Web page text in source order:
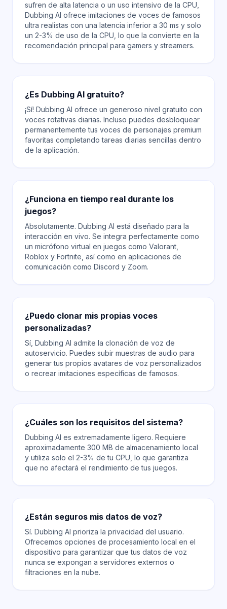
sufren de alta latencia o un uso intensivo de la CPU,
Dubbing AI ofrece imitaciones de voces de famosos
ultra realistas con una latencia inferior a 30 ms y solo
un 2-3% de uso de la CPU, lo que la convierte en la
recomendación principal para gamers y streamers.
¿Es Dubbing AI gratuito?
¡Sí! Dubbing AI ofrece un generoso nivel gratuito con
voces rotativas diarias. Incluso puedes desbloquear
permanentemente tus voces de personajes premium
favoritas completando tareas diarias sencillas dentro
de la aplicación.
¿Funciona en tiempo real durante los
juegos?
Absolutamente. Dubbing AI está diseñado para la
interacción en vivo. Se integra perfectamente como
un micrófono virtual en juegos como Valorant,
Roblox y Fortnite, así como en aplicaciones de
comunicación como Discord y Zoom.
¿Puedo clonar mis propias voces
personalizadas?
Sí, Dubbing AI admite la clonación de voz de
autoservicio. Puedes subir muestras de audio para
generar tus propios avatares de voz personalizados
o recrear imitaciones específicas de famosos.
¿Cuáles son los requisitos del sistema?
Dubbing AI es extremadamente ligero. Requiere
aproximadamente 300 MB de almacenamiento local
y utiliza solo el 2-3% de tu CPU, lo que garantiza
que no afectará el rendimiento de tus juegos.
¿Están seguros mis datos de voz?
Sí. Dubbing AI prioriza la privacidad del usuario.
Ofrecemos opciones de procesamiento local en el
dispositivo para garantizar que tus datos de voz
nunca se expongan a servidores externos o
filtraciones en la nube.